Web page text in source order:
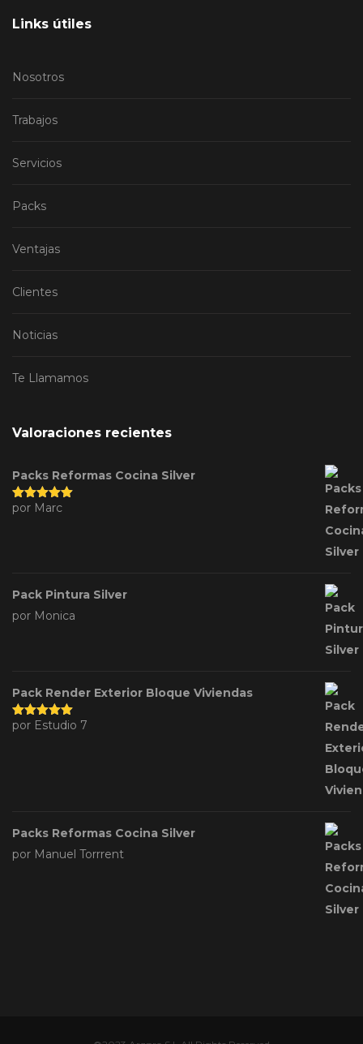
Links útiles
Nosotros
Trabajos
Servicios
Packs
Ventajas
Clientes
Noticias
Te Llamamos
Valoraciones recientes
Packs Reformas Cocina Silver
Valorado
por Marc
Pack Pintura Silver
por Monica
Pack Render Exterior Bloque Viviendas
Valorado
por Estudio 7
Packs Reformas Cocina Silver
por Manuel Torrrent